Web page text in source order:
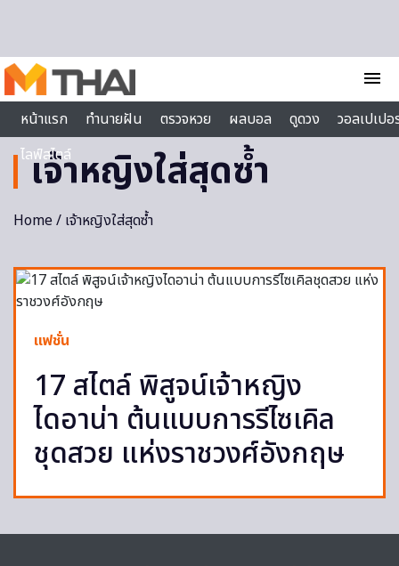
menu
หน้าแรก
ทำนายฝัน ตรวจหวย ผลบอล ดูดวง
วอลเปเป
ไลฟ์สไตล์
เจ้าหญิงใส่สุดซ้ำ
Home/ เจ้าหญิงใส่สุดซ้ำ
แฟชั่น
17 สไตล์ พิสูจน์เจ้าหญิง
ไดอาน่า ต้นแบบการรีไซเคิล
ชุดสวย แห่งราชวงศ์อังกฤษ